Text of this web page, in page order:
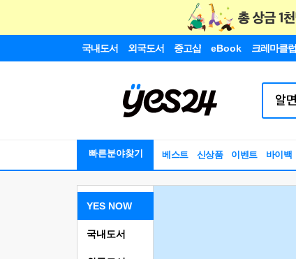
국내도서 외국도서 중고샵 eBook 크레마클럽
빠른분야찾기 베스트 신상품 이벤트 바이백
YES NOW
국내도서